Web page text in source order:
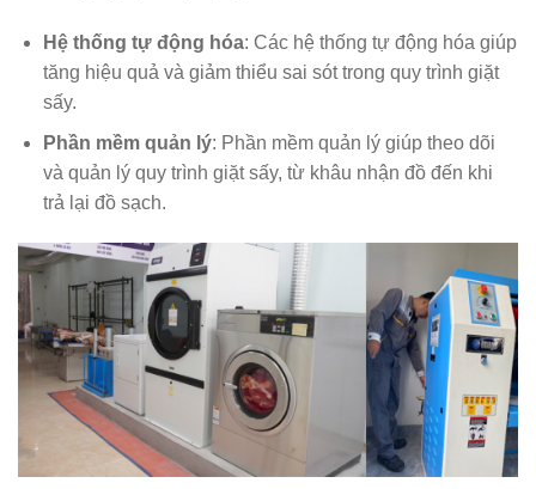
Hệ thống tự động hóa: Các hệ thống tự động hóa giúp
tăng hiệu quả và giảm thiểu sai sót trong quy trình giặt
sấy.
Phần mềm quản lý: Phần mềm quản lý giúp theo dõi
và quản lý quy trình giặt sấy, từ khâu nhận đồ đến khi
trả lại đồ sạch.